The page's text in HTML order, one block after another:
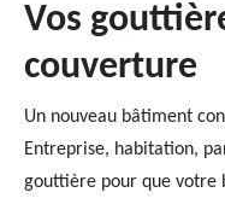
Vos
couverture
Un nouveau bâtiment
Entreprise, habitation,
gouttière pour que votre